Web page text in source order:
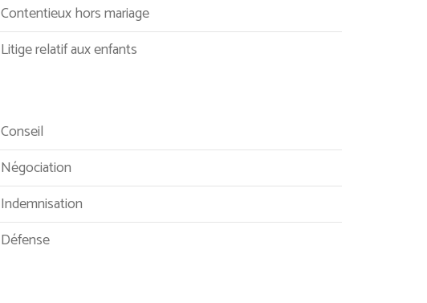
Contentieux hors mariage
Litige relatif aux enfants
Conseil
Négociation
Indemnisation
Défense